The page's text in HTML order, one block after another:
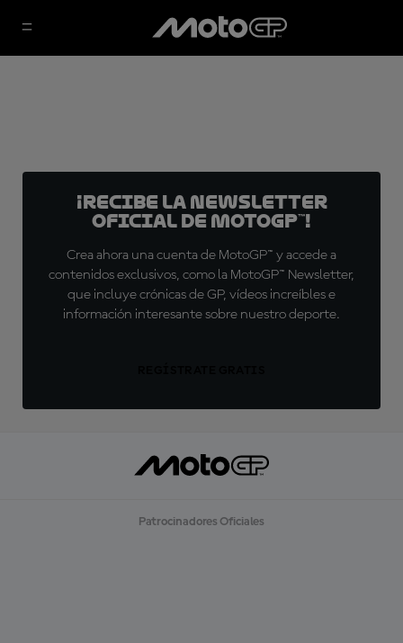
¡Recibe la Newsletter
oficial de MotoGP™!
Crea ahora una cuenta de MotoGP™ y accede a
contenidos exclusivos, como la MotoGP™ Newsletter,
que incluye crónicas de GP, vídeos increíbles e
información interesante sobre nuestro deporte.
Patrocinadores Oficiales